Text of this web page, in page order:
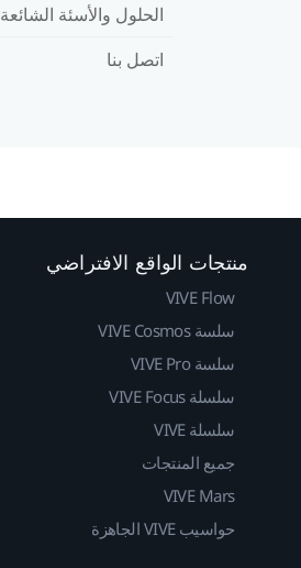
الحلول والأسئة الشائعة
اتصل بنا
منتجات الواقع الافتراضي
VIVE Flow
سلسة VIVE Cosmos
سلسة VIVE Pro
سلسلة VIVE Focus
سلسلة VIVE
جميع المنتجات
VIVE Mars
حواسيب VIVE الجاهزة